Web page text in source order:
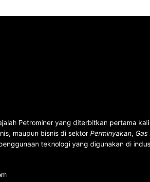
Petrominer yang diterbitkan pertama
maupun bisnis di sektor Perminyakan, Gas
teknologi yang digunakan di